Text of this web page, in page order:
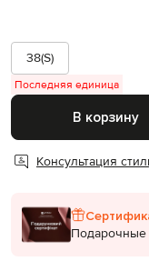
38(S)
Последняя единица
В корзину
Консультация
Подарочные